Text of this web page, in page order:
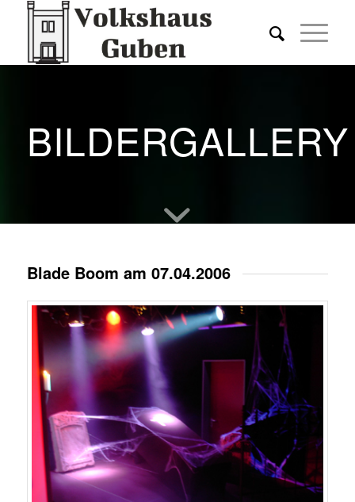
BILDERGALLERY
Blade Boom am 07.04.2006